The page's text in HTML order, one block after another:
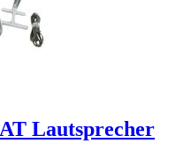
Lautsprecher